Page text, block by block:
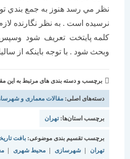
نظر مي رسد هنوز به جمع بندي
نرسيده است . به نظر نگارنده لازم است
كلمه پايتخت تعريف شود وسپس در
وبحث شود . با توجه باينكه از ساليان…
برچسب و دسته بندی های مرتبط به این مقاله:
دسته‌های اصلی:مقالات معماری و شهرسازی
برچسب استان‌ها:تهران
برچسب تقسیم بندی موضوعی:بافت تاریخی |
شهرسازی | محیط شهری | معماری